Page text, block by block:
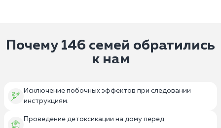
Почему 146 семей обратились
к нам
Исключение побочных эффектов при следовании
инструкциям.
Проведение детоксикации на дому перед